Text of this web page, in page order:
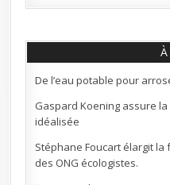
De l’eau potable pour
Gaspard Koening assure
idéalisée
Stéphane Foucart élargit
des ONG écologistes.